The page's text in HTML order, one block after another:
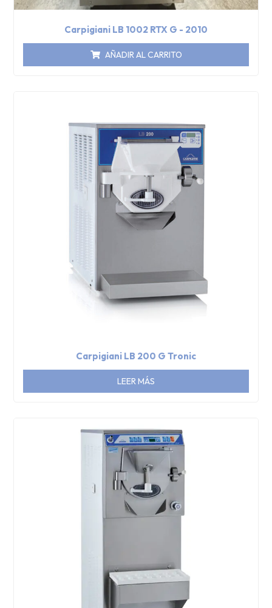
Carpigiani LB 1002 RTX G - 2010
AÑADIR AL CARRITO
Carpigiani LB 200 G Tronic
LEER MÁS